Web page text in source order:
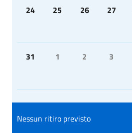
24 25 26 27
31 1 2 3
Nessun ritiro previsto